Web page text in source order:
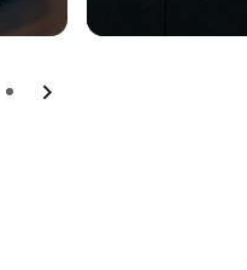
下一页